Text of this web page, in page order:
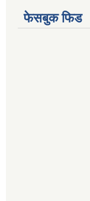
फेसबुक फिड